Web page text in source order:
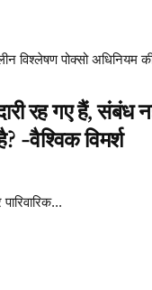
विश्लेषण पोक्सो अधिनियम
रह गए हैं, संबंध
-वैश्विक विमर्श